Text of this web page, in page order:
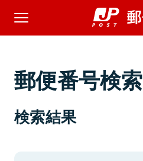
郵便番号検索
検索結果